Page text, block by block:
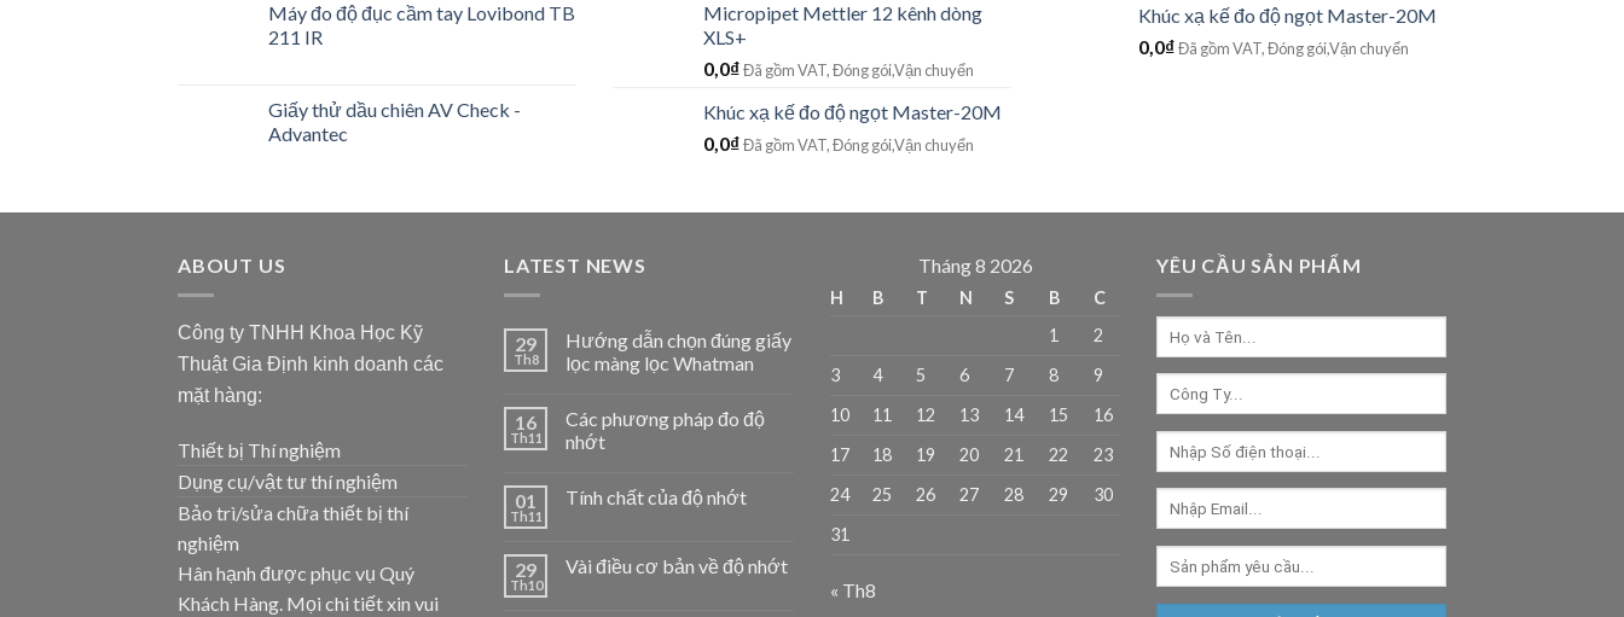
Máy đo độ đục cầm tay Lovibond TB
211 IR
Giấy thử dầu chiên AV Check -
Advantec
Micropipet Mettler 12 kênh dòng
XLS+
0,0₫Đã gồm VAT, Đóng gói,Vận chuyển
Khúc xạ kế đo độ ngọt Master-20M
0,0₫Đã gồm VAT, Đóng gói,Vận chuyển
Khúc xạ kế đo độ ngọt Master-20M
0,0₫Đã gồm VAT, Đóng gói,Vận chuyển
ABOUT US
Công ty TNHH Khoa Học Kỹ
Thuật Gia Định kinh doanh các
mặt hàng:
Thiết bị Thí nghiệm
Dụng cụ/vật tư thí nghiệm
Bảo trì/sửa chữa thiết bị thí
nghiệm
Hân hạnh được phục vụ Quý
Khách Hàng. Mọi chi tiết xin vui
LATEST NEWS
29
Th8
Hướng dẫn chọn đúng giấy
lọc màng lọc Whatman
16
Th11
Các phương pháp đo độ
nhớt
01
Th11
Tính chất của độ nhớt
29
Th10
Vài điều cơ bản về độ nhớt
Tháng 8 2026
H B T N S B
C
1
2
3
4 5 6 7 8
9
10
11 12 13 14 15
16
17
18 19 20 21 22
23
24
25 26 27 28 29
30
31
« Th8
YÊU CẦU SẢN PHẨM